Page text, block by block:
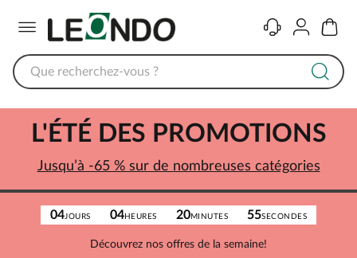
ContactComptePanier
04JOURS 04HEURES 20MINUTES 55SECONDES
Découvrez nos offres de la semaine!
L'ÉTÉ DES PROMOTIONS
Jusqu’à -65 % sur de nombreuses catégories